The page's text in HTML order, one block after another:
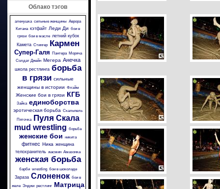
Облако тэгов
аленушка сильные женщины Аврора
Китана кэтфайт Леди Ди бои в
грязи бои в масле летний кубок
Камета Стингер Кармен
Супер-Галя Пантера
Моряча
Солдат Джейн Мегера Анечка
школа рестлинга борьба
в грязи сильные
женщины в истории Флэйм
Женские бои в грязи КГБ
Зайка единоборства
эротическая борьба Скальпель
Пяточка
Пуля Скала
mud wrestling борьба
женские бои никита
фитнес Ника женщина
телохранитель жасмин Амазонка
женская борьба
барби wrestling бои в шоколаде
Зараза Слоненок бои в
желе Энджи рестлинг Матрица